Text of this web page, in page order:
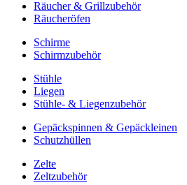
Räucher & Grillzubehör
Räucheröfen
Schirme
Schirmzubehör
Stühle
Liegen
Stühle- & Liegenzubehör
Gepäckspinnen & Gepäckleinen
Schutzhüllen
Zelte
Zeltzubehör